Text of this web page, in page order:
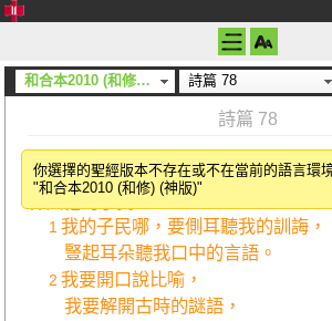
和合本2010 (和修) (神版) 詩篇 78
詩篇 78
亞薩的訓誨詩。
神與他的子民
1 我的子民哪，要側耳聽我的訓誨，
豎起耳朵聽我口中的言語。
2 我要開口說比喻，
我要解開古時的謎語，
你選擇的聖經版本不存在或不在當前的語言環
"和合本2010 (和修) (神版)"